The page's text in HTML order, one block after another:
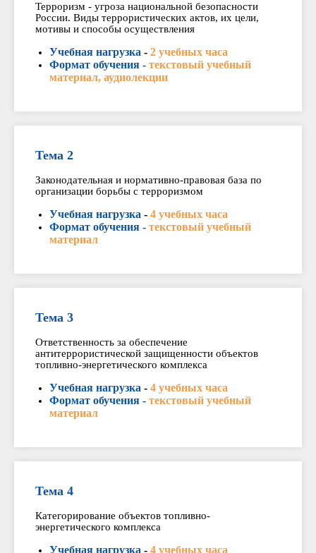
Терроризм - угроза национальной безопасности
России. Виды террористических актов, их цели,
мотивы и способы осуществления
Учебная нагрузка - 2 учебных часа
Формат обучения - текстовый учебный
материал, аудиолекции
Тема 2
Законодательная и нормативно-правовая база по
организации борьбы с терроризмом
Учебная нагрузка - 4 учебных часа
Формат обучения - текстовый учебный
материал
Тема 3
Ответственность за обеспечение
антитеррористической защищенности объектов
топливно-энергетического комплекса
Учебная нагрузка - 4 учебных часа
Формат обучения - текстовый учебный
материал
Тема 4
Категорирование объектов топливно-
энергетического комплекса
Учебная нагрузка - 4 учебных часа